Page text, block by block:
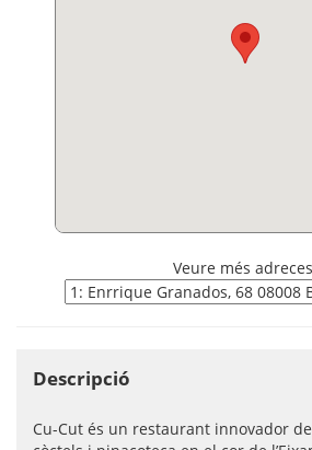
Veure més
Descripció
Cu-Cut és un restaurant innovador